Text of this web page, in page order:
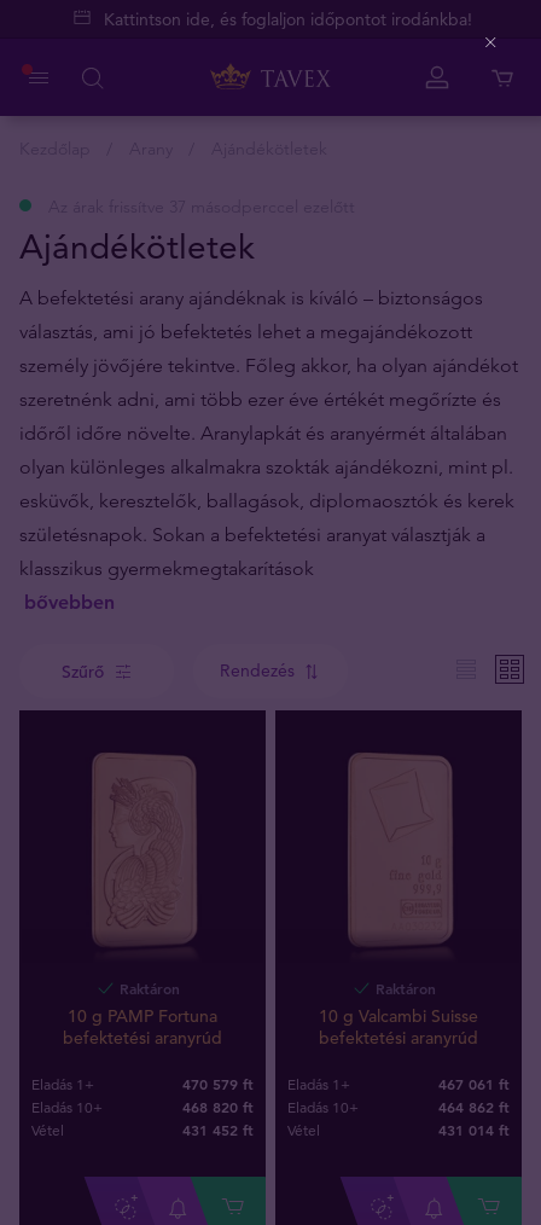
Kattintson ide, és foglaljon időpontot irodánkba!
Ajándékötletek
A befektetési arany ajándéknak is kíváló – biztonságos
választás, ami jó befektetés lehet a megajándékozott
személy jövőjére tekintve. Főleg akkor, ha olyan ajándékot
szeretnénk adni, ami több ezer éve értékét megőrízte és
időről időre növelte. Aranylapkát és aranyérmét általában
olyan különleges alkalmakra szokták ajándékozni, mint pl.
esküvők, keresztelők, ballagások, diplomaosztók és kerek
születésnapok. Sokan a befektetési aranyat választják a
klasszikus gyermekmegtakarítások
bővebben
Szűrő Rendezés
Raktáron
10 g PAMP Fortuna
befektetési aranyrúd
Eladás 1+ 470 579 ft
Eladás 10+ 468 820 ft
Vétel 431 452 ft
Raktáron
10 g Valcambi Suisse
befektetési aranyrúd
Eladás 1+ 467 061 ft
Eladás 10+ 464 862 ft
Vétel 431 014 ft
Close